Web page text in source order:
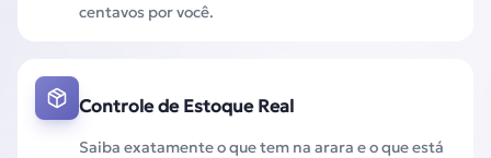
centavos por você.
Controle de Estoque Real
Saiba exatamente o que tem na arara e o que está